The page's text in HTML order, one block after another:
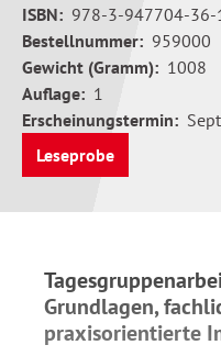
ISBN: 978-3-947704-36-
Bestellnummer: 959000
Gewicht (Gramm): 1008
Auflage: 1
Erscheinungstermin:
Leseprobe
Grundlagen,
praxisorientierte